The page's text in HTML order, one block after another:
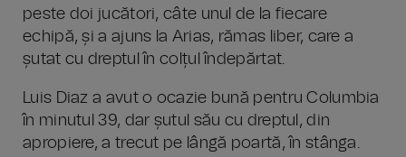
peste doi jucători, câte unul de la fiecare
echipă, și a ajuns la Arias, rămas liber, care a
șutat cu dreptul în colțul îndepărtat.
Luis Diaz a avut o ocazie bună pentru Columbia
în minutul 39, dar șutul său cu dreptul, din
apropiere, a trecut pe lângă poartă, în stânga.